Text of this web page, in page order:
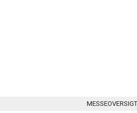
MESSEOVERSIGT